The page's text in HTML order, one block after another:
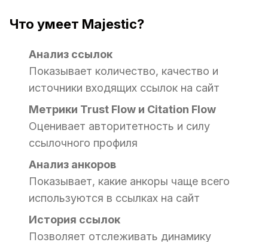
Что умеет Majestic?
Анализ ссылок
Показывает количество, качество и
источники входящих ссылок на сайт
Метрики Trust Flow и Citation Flow
Оценивает авторитетность и силу
ссылочного профиля
Анализ анкоров
Показывает, какие анкоры чаще всего
используются в ссылках на сайт
История ссылок
Позволяет отслеживать динамику